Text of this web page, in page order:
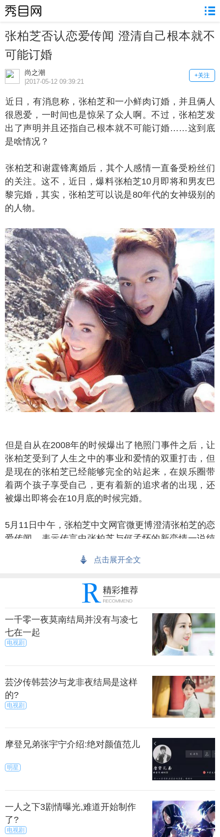
张柏芝否认恋爱传闻 澄清自己根本就不
可能订婚
尚之潮 +关注
|2017-05-12 09:39:21
，有消息称，张柏芝和一小鲜肉订婚，并且俩人
很恩爱，一时间也是惊呆了众人啊。不过，张柏芝发
出了声明并且还指自己根本就不可能订婚……这到底
是啥情况？
芝和谢霆锋离婚后，其个人感情一直备受粉丝们
的关注。这不，近日，爆料张柏芝10月即将和男友巴
黎完婚，其实，张柏芝可以说是80年代的女神级别的
的人物。
自从在2008年的时候爆出了艳照门事件之后，让
张柏芝受到了人生之中的事业和爱情的双重打击，但
是现在的张柏芝已经能够完全的站起来，在娱乐圈带
着两个孩子享受自己，更有着新的追求者的出现，还
被爆出即将会在10月底的时候完婚。
11日中午，张柏芝中文网官微更博澄清张柏芝的恋
爱传闻，表示传言中张柏芝与何孟怀的新恋情一说纯
坚决打假！美芝自在生活，风景独好！”正式否定了张
柏芝与何孟怀的“恋爱说”。
柏芝离婚以来，外界关于她私生活的猜测一直没
断过。近日，网曝张柏芝疑似与台湾艺人何孟怀相
恋，并火速发展至订婚阶段。张柏芝与何孟怀在2016
契，也曾引来一些热议。现在恋爱传闻一出，张柏芝
团队迅速发声“打脸”，得到了网友们的支持，“果断辟
谣！拒绝炒作！”
神谢霆锋与张柏芝虽然离异多年，但为了两个儿
子谢振轩（Lucas）、谢振南（Quintus），他们都会
尽心尽力，做到最好，而5月12日正是他们小儿子
Quintus七岁生日，霆锋便炮制家庭版“锋味”为儿子举
行了一个温馨的家庭生日聚会。
，穿上白橙运动外套、戴上鸭嘴帽的霆锋，在助
手表哥陪同下返回寓所，双手插袋的他更同现场记者
点击展开全文
一千零一夜莫南结局并没有与凌七
七在一起
电视剧
芸汐传韩芸汐与龙非夜结局是这样
的?
电视剧
摩登兄弟张宇宁介绍:绝对颜值范儿
明星
一人之下3剧情曝光,难道开始制作
了?
电视剧